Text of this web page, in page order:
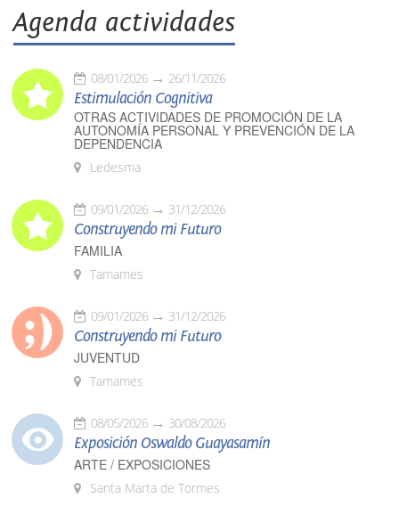
Agenda actividades
08/01/2026 26/11/2026
Estimulación Cognitiva
OTRAS ACTIVIDADES DE PROMOCIÓN DE LA
AUTONOMÍA PERSONAL Y PREVENCIÓN DE LA
DEPENDENCIA
Ledesma
09/01/2026 31/12/2026
Construyendo mi Futuro
FAMILIA
Tamames
09/01/2026 31/12/2026
Construyendo mi Futuro
JUVENTUD
Tamames
08/05/2026 30/08/2026
Exposición Oswaldo Guayasamín
ARTE / EXPOSICIONES
Santa Marta de Tormes